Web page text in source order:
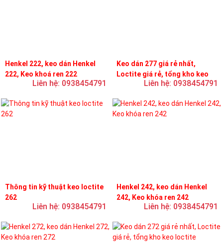
Henkel 222, keo dán Henkel
222, Keo khoá ren 222
Liên hệ: 0938454791
Keo dán 277 giá rẻ nhất,
Loctite giá rẻ, tổng kho keo
Liên hệ: 0938454791
Thông tin kỹ thuật keo loctite
262
Liên hệ: 0938454791
Henkel 242, keo dán Henkel
242, Keo khóa ren 242
Liên hệ: 0938454791